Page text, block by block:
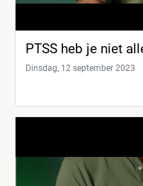
PTSS heb je niet
Dinsdag, 12 september 2023